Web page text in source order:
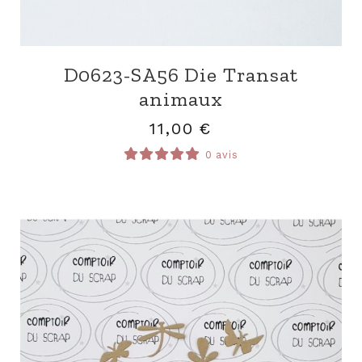
D0623-SA56 Die Transat
animaux
11,00 €
0 avis